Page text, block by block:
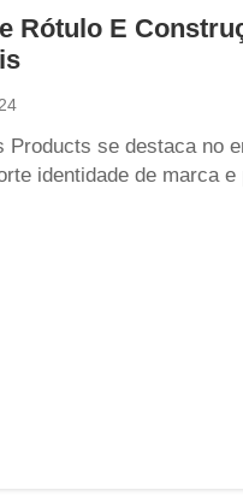
Rótulo E
Products se destaca no
identidade de marca